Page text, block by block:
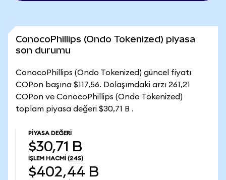
ConocoPhillips (Ondo Tokenized) piyasa
son durumu
ConocoPhillips (Ondo Tokenized) güncel fiyatı
COPon başına $117,56. Dolaşımdaki arzı 261,21
COPon ve ConocoPhillips (Ondo Tokenized)
toplam piyasa değeri $30,71 B .
PIYASA DEĞERI
$30,71 B
İŞLEM HACMI (24S)
$402,44 B